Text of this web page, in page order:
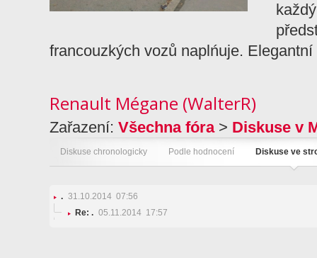
francouzkých vozů naplńuje.
Renault Mégane (WalterR)
Zařazení: Všechna fóra> Diskuse v
Diskuse chronologicky Podle hodnocení Diskuse ve
. 31.10.2014 07:56
Re: . 05.11.2014 17:57